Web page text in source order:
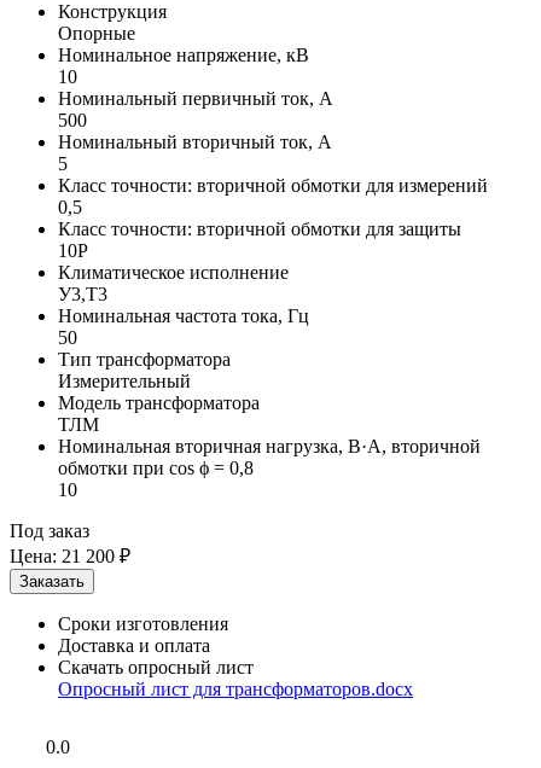
Конструкция
Опорные
Номинальное напряжение, кВ
10
Номинальный первичный ток, А
500
Номинальный вторичный ток, А
5
Класс точности: вторичной обмотки для измерений
0,5
Класс точности: вторичной обмотки для защиты
10P
Климатическое исполнение
У3,Т3
Номинальная частота тока, Гц
50
Тип трансформатора
Измерительный
Модель трансформатора
ТЛМ
Номинальная вторичная нагрузка, В·А, вторичной
обмотки при cos ϕ = 0,8
10
Под заказ
Цена: 21 200 ₽
Сроки изготовления
Доставка и оплата
Скачать опросный лист
Опросный лист для трансформаторов.docx
0.0